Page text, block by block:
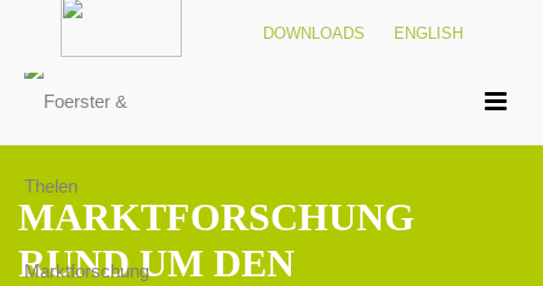
MARKTFORSCHUNG
RUND UM DEN
DOWNLOADS ENGLISH